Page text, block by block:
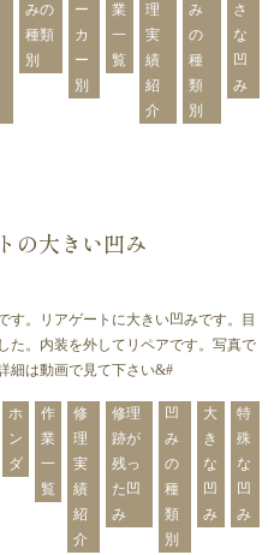
みの
種類
別
ー
カ
ー
別
業
一
覧
理
実
績
紹
介
み
の
種
類
別
さ
な
凹
み
の大きい凹み
す。リアゲートに大きい凹みです。目
た。内装を外してリペアです。写真で
細は動画で見て下さい&#
ホ
ン
ダ
作
業
一
覧
修
理
実
績
紹
介
修理
跡が
残っ
た凹
み
凹
み
の
種
類
別
大
き
な
凹
み
特
殊
な
凹
み